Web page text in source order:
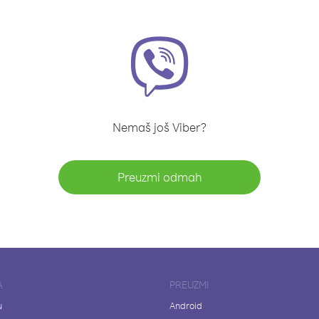
Nemaš još Viber?
Preuzmi odmah
PREUZMI
Android